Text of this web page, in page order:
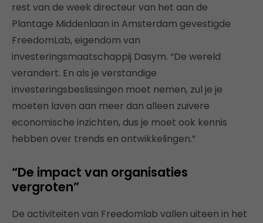
rest van de week directeur van het aan de
Plantage Middenlaan in Amsterdam gevestigde
FreedomLab, eigendom van
investeringsmaatschappij Dasym. “De wereld
verandert. En als je verstandige
investeringsbeslissingen moet nemen, zul je je
moeten laven aan meer dan alleen zuivere
economische inzichten, dus je moet ook kennis
hebben over trends en ontwikkelingen.”
“De impact van organisaties
vergroten”
De activiteiten van Freedomlab vallen uiteen in het